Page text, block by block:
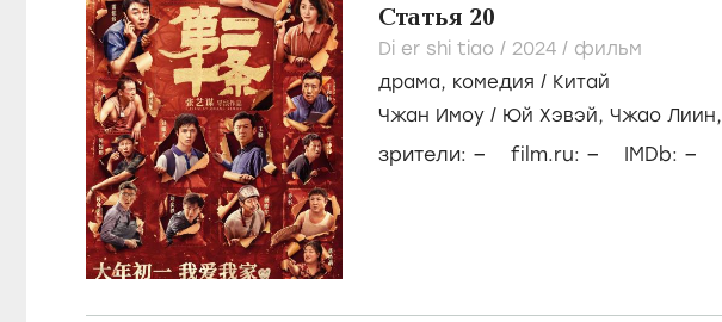
Статья 20
Di er shi tiao / 2024 / фильм
драма, комедия / Китай
Чжан Имоу / Юй Хэвэй, Чжао Лиин,
зрители: – film.ru: – IMDb: –